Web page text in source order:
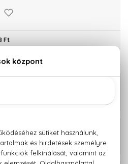
Ft
TERMÉKEK
BIO
aging szérum 30 ml
2.350 Ft